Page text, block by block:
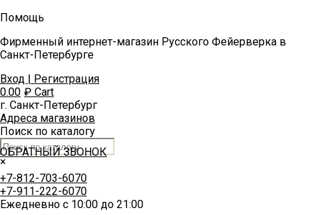
Помощь
Фирменный интернет-магазин Русского Фейерверка в
Санкт-Петербурге
Вход | Регистрация
0.00 ₽ Cart
г. Санкт-Петербург
Адреса магазинов
Поиск по каталогу
×
ОБРАТНЫЙ ЗВОНОК
+7-812-703-6070
+7-911-222-6070
Ежедневно с 10:00 до 21:00